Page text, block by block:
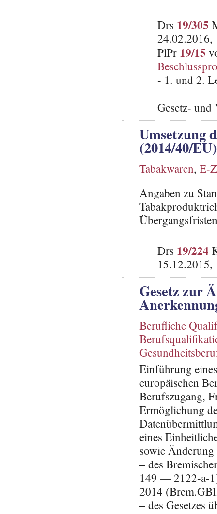
Drs 19/305
24.02.2016,
PlPr 19/15
- 1. und 2.
Gesetz-
Umsetzung
(2014/40/EU)
Tabakwaren, E-
Angaben zu
Drs 19/224
15.12.2015,
Gesetz zur
Berufliche
Einführung
europäischen
Berufszugang,
Ermöglichung
eines
sowie Änderung
– des
149 ― 2122-a-
2014
– des Gesetzes